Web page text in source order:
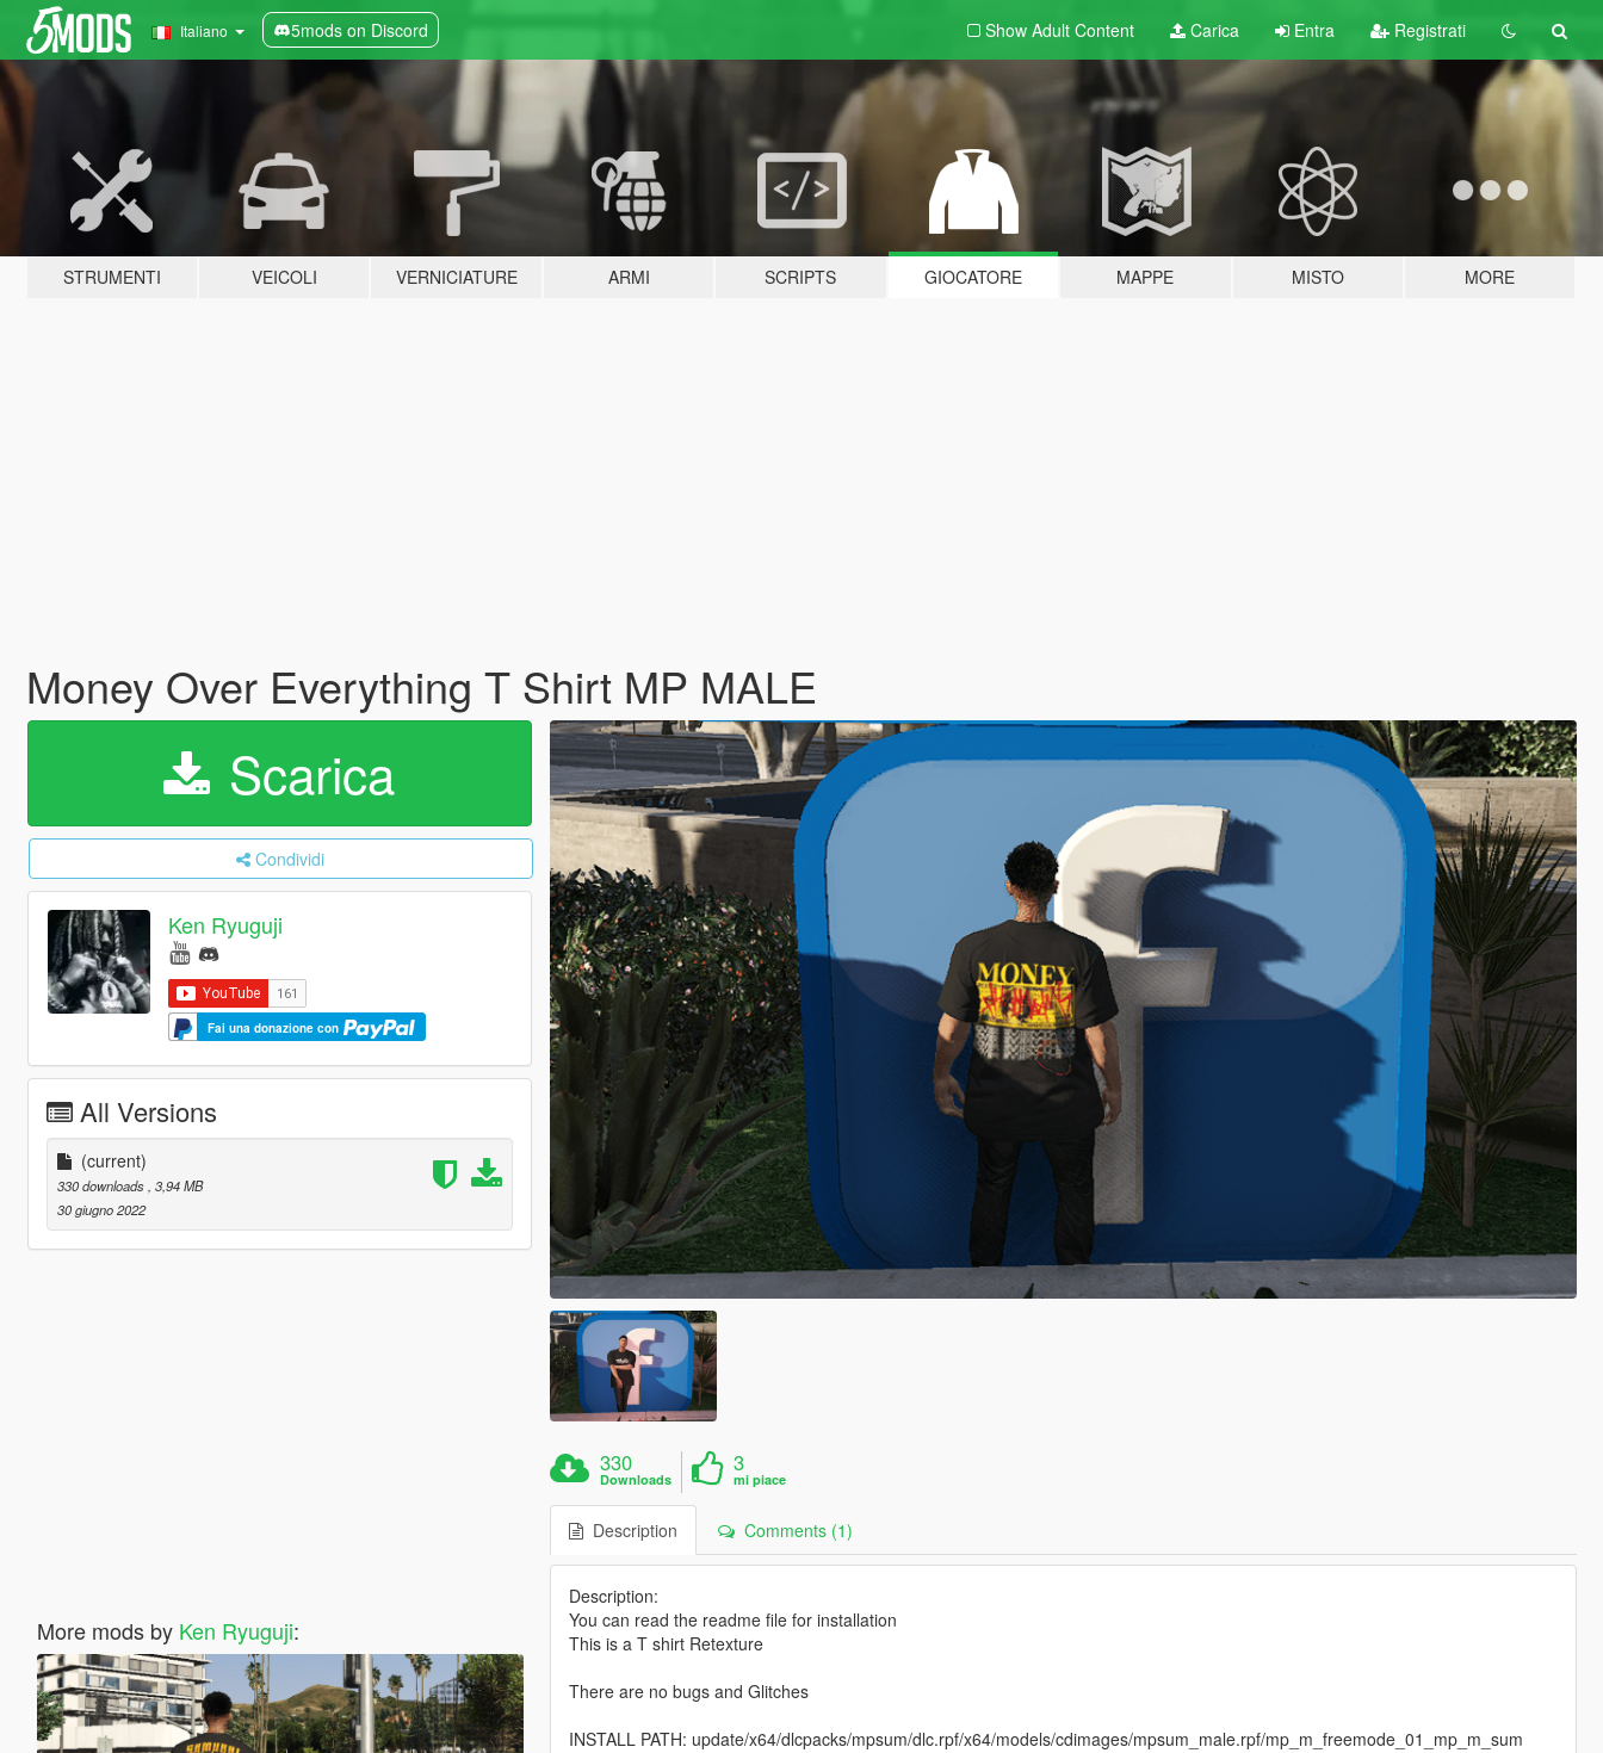
Italiano 5mods on Discord Show Adult Content Carica Entra Registrati
STRUMENTI VEICOLI VERNICIATURE ARMI SCRIPTS GIOCATORE MAPPE MISTO MORE
Money Over Everything T Shirt MP MALE
Scarica
Condividi
Ken Ryuguji
Fai una donazione con
All Versions
(current)
330 downloads , 3,94 MB
30 giugno 2022
More mods by Ken Ryuguji:
330
Downloads
3
mi piace
Description Comments (1)
Description:
You can read the readme file for installation
This is a T shirt Retexture
There are no bugs and Glitches
INSTALL PATH: update/x64/dlcpacks/mpsum/dlc.rpf/x64/models/cdimages/mpsum_male.rpf/mp_m_freemode_01_mp_m_sum